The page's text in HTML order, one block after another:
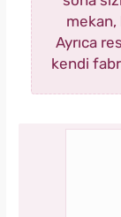
Ayrıca
kendi